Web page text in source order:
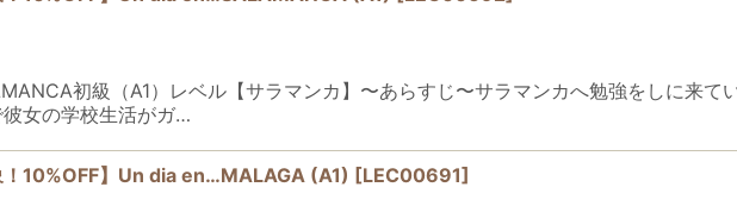
初級（A1）レベル【サラマンカ】〜あらすじ〜サラマンカへ勉強をしに来て
女の学校生活がガ…
！10%OFF】Un dia en…MALAGA (A1) [LEC00691]